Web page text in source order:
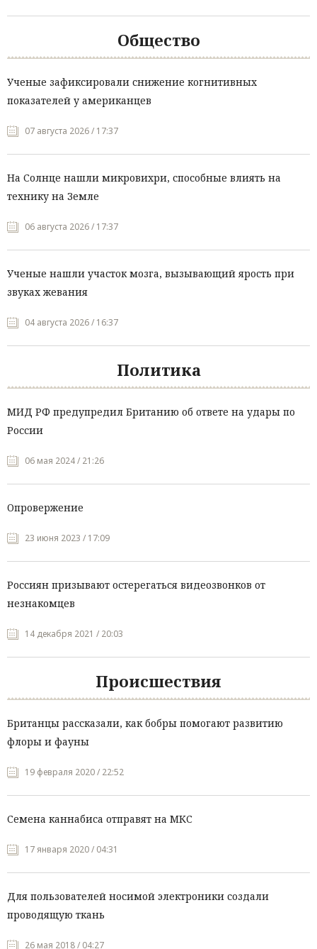
Общество
Ученые зафиксировали снижение когнитивных
показателей у американцев
07 августа 2026 / 17:37
На Солнце нашли микровихри, способные влиять на
технику на Земле
06 августа 2026 / 17:37
Ученые нашли участок мозга, вызывающий ярость при
звуках жевания
04 августа 2026 / 16:37
Политика
МИД РФ предупредил Британию об ответе на удары по
России
06 мая 2024 / 21:26
Опровержение
23 июня 2023 / 17:09
Россиян призывают остерегаться видеозвонков от
незнакомцев
14 декабря 2021 / 20:03
Происшествия
Британцы рассказали, как бобры помогают развитию
флоры и фауны
19 февраля 2020 / 22:52
Семена каннабиса отправят на МКС
17 января 2020 / 04:31
Для пользователей носимой электроники создали
проводящую ткань
26 мая 2018 / 04:27